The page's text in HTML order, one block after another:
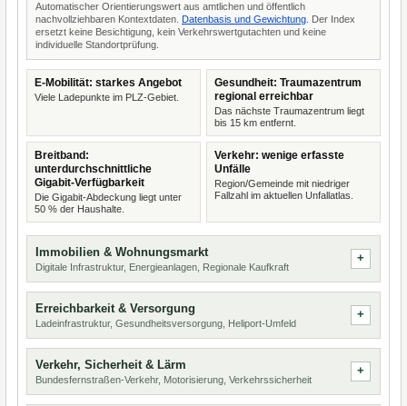
Automatischer Orientierungswert aus amtlichen und öffentlich
nachvollziehbaren Kontextdaten. Datenbasis und Gewichtung . Der Index
ersetzt keine Besichtigung, kein Verkehrswertgutachten und keine
individuelle Standortprüfung.
E-Mobilität: starkes Angebot
Viele Ladepunkte im PLZ-Gebiet.
Gesundheit: Traumazentrum
regional erreichbar
Das nächste Traumazentrum liegt
bis 15 km entfernt.
Breitband:
unterdurchschnittliche
Gigabit-Verfügbarkeit
Die Gigabit-Abdeckung liegt unter
50 % der Haushalte.
Verkehr: wenige erfasste
Unfälle
Region/Gemeinde mit niedriger
Fallzahl im aktuellen Unfallatlas.
Immobilien & Wohnungsmarkt
Digitale Infrastruktur, Energieanlagen, Regionale Kaufkraft
Erreichbarkeit & Versorgung
Ladeinfrastruktur, Gesundheitsversorgung, Heliport-Umfeld
Verkehr, Sicherheit & Lärm
Bundesfernstraßen-Verkehr, Motorisierung, Verkehrssicherheit